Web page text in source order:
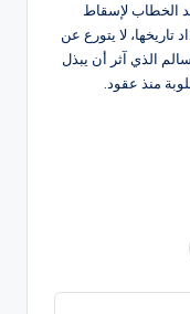
الخطاب لإسقاط
تاريخها، لا يتورع عن
الذي آثر أن يبذل
منذ عقود.